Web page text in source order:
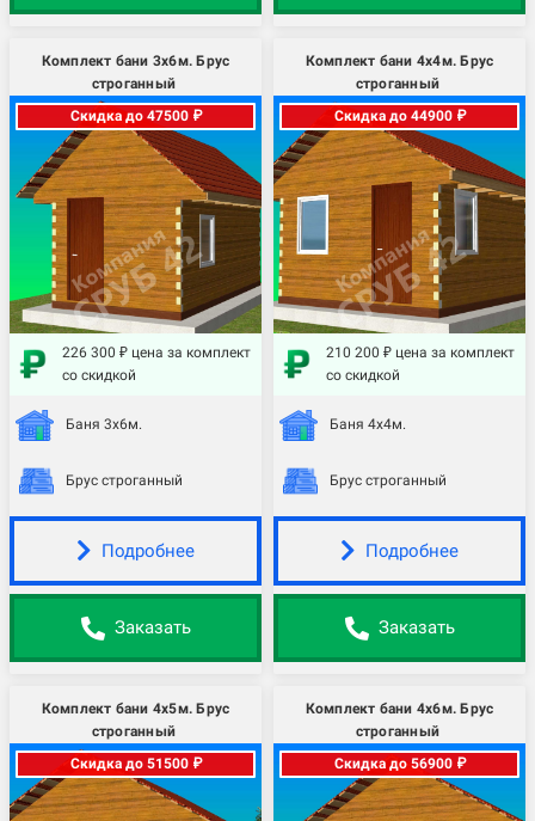
Комплект бани 3х6м. Брус
строганный
Скидка до 47500 ₽
226 300 ₽ цена за комплект
со скидкой
Баня 3х6м.
Брус строганный
Подробнее
Заказать
Комплект бани 4х4м. Брус
строганный
Скидка до 44900 ₽
210 200 ₽ цена за комплект
со скидкой
Баня 4х4м.
Брус строганный
Подробнее
Заказать
Комплект бани 4х5м. Брус
строганный
Скидка до 51500 ₽
Комплект бани 4х6м. Брус
строганный
Скидка до 56900 ₽